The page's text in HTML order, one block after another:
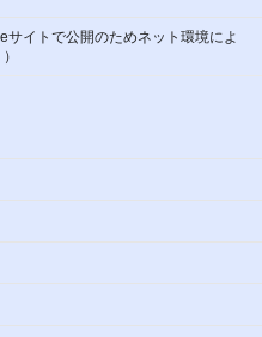
イトで公開のためネット環境によ